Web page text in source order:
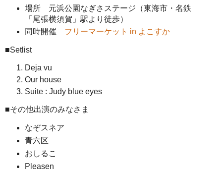
場所 元浜公園なぎさステージ（東海市・名鉄
「尾張横須賀」駅より徒歩）
同時開催 フリーマーケット in よこすか
■Setlist
Deja vu
Our house
Suite : Judy blue eyes
■その他出演のみなさま
なぞスネア
青六区
おしるこ
Pleasen